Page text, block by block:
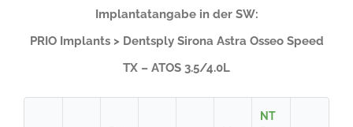
Implantatangabe in der SW:
PRIO Implants > Dentsply Sirona Astra Osseo Speed
TX – ATOS 3.5/4.0L
NT